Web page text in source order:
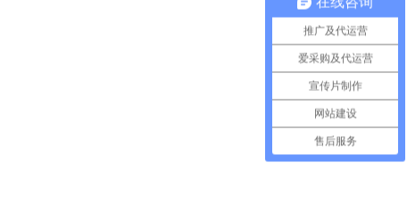
推广及代运营
爱采购及代运营
宣传片制作
网站建设
售后服务